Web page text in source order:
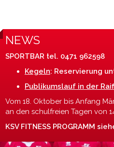
NEWS
SPORTBAR tel. 0471 962598
Kegeln: Reservierung
Publikumslauf in der
Vom 18. Oktober bis Anfang
an den schulfreien Tagen von
KSV FITNESS PROGRAMM